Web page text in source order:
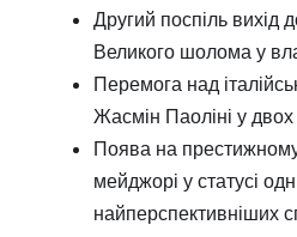
Другий поспіль вихід
Великого шолома у
Перемога над
Жасмін Паоліні у двох
Поява на
мейджорі у статусі
найперспективніших